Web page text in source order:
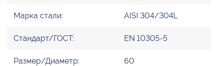
Марка стали: AISI 304/304L
Стандарт/ГОСТ: EN 10305-5
Размер/Диаметр: 60